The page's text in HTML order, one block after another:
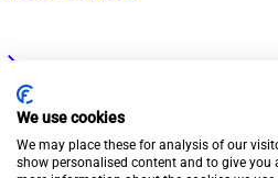
Rund um die Bewerbung
© TUM Klinikum 2026
We use cookies
We may place these for analysis of our
show personalised content and to give you